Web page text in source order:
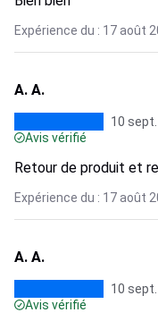
Expérience du : 17 août
A. A.
10 sept.
Avis vérifié
Retour de produit et
Expérience du : 17 août
A. A.
10 sept.
Avis vérifié